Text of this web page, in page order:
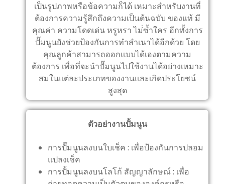
เป็นรูปภาพหรือข้อความก็ได้ เหมาะสำหรับงานที่
ต้องการความรู้สึกถึงความเป็นต้นฉบับ ของแท้ มี
คุณค่า ความโดดเด่น หรูหรา ไม่่ซ้ำใคร อีกทั้งการ
ปั๊มนูนยังช่วยป้องกันการทำสำเนาได้อีกด้วย โดย
คุณลูกค้าสามารถออกแบบได้เองตามความ
ต้องการ เพื่อที่จะนำปั๊มนูนไปใช้งานได้อย่างเหมาะ
สมในแต่ละประเภทของงานและเกิดประโยชน์
สูงสุด
ตัวอย่างานปั้มนูน
การปั๊มนูนลงบนใบเช็ค : เพื่อป้องกันการปลอม
แปลงเช็ค
การปั้มนูนลงบนโลโก้ สัญญาลักษณ์ : เพื่อ